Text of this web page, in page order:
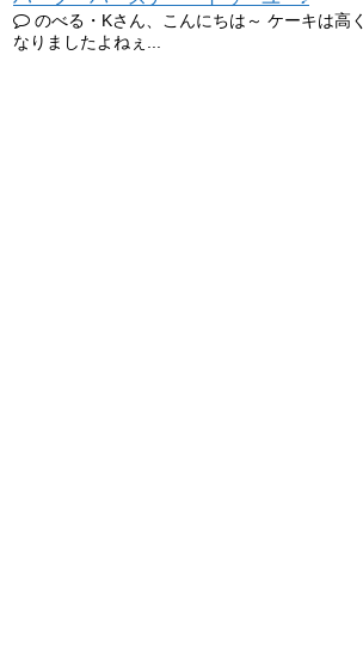
のべる・Kさん、こんにちは～ ケーキは高く
なりましたよねぇ...